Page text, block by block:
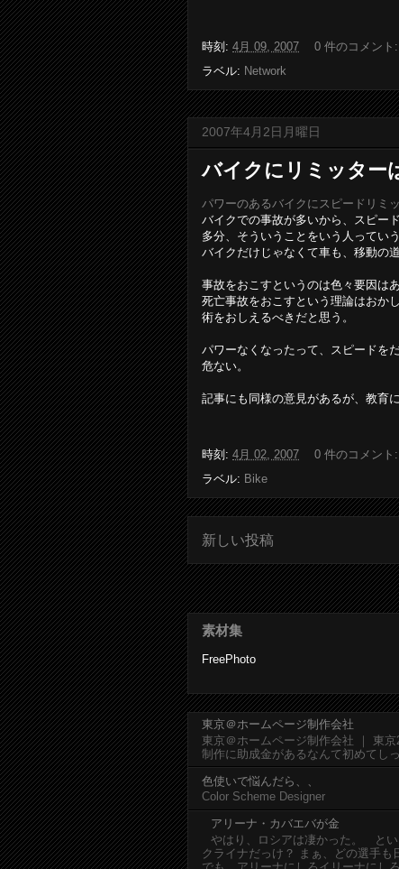
時刻: 4月 09, 2007
0 件のコメント:
ラベル: Network
2007年4月2日月曜日
バイクにリミッター
パワーのあるバイクにスピードリミ
バイクでの事故が多いから、スピー
多分、そういうことをいう人ってい
バイクだけじゃなくて車も、移動の
事故をおこすというのは色々要因は
死亡事故をおこすという理論はおか
術をおしえるべきだと思う。
パワーなくなったって、スピードを
危ない。
記事にも同様の意見があるが、教育
時刻: 4月 02, 2007
0 件のコメント:
ラベル: Bike
新しい投稿
素材集
FreePhoto
東京＠ホームページ制作会社
東京＠ホームページ制作会社 ｜ 東
制作に助成金があるなんて初めてしっ
色使いで悩んだら、、
Color Scheme Designer
アリーナ・カバエバが金
やはり、ロシアは凄かった。 とい
クライナだっけ？ まぁ、どの選手も